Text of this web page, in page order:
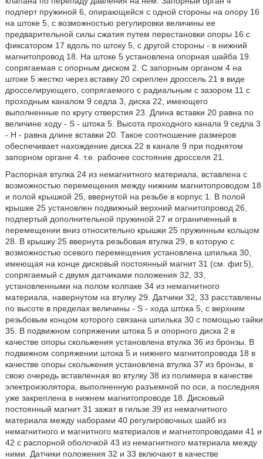
подперт пружиной 6, опирающейся с одной стороны на опору 16
на штоке 5, с возможностью регулировки величины ее
предварительной силы сжатия путем перестановки опоры 16 с
фиксатором 17 вдоль по штоку 5, с другой стороны - в нижний
магнитопровод 18. На штоке 5 установлена опорная шайба 19.
сопрягаемая с опорным диском 2. С запорным органом 4 на
штоке 5 жестко через вставку 20 скреплен дроссель 21 в виде
дросселирующего, сопрягаемого с радиальным с зазором 11 с
проходным каналом 9 седла 3, диска 22, имеющего
выполненные по кругу отверстия 23. Длина вставки 20 равна по
величине ходу - S - штока 5. Высота проходного канала 9 седла 3
- Н - равна длине вставки 20. Такое соотношение размеров
обеспечивает нахождение диска 22 в канале 9 при поднятом
запорном органе 4. т.е. рабочее состояние дросселя 21.
Распорная втулка 24 из немагнитного материала, вставлена с
возможностью перемещения между нижним магнитопроводом 18
и полой крышкой 25, ввернутой на резьбе в корпус 1. В полой
крышке 25 установлен подвижный верхний магнитопровод 26,
подпертый дополнительной пружиной 27 и ограниченный в
перемещении вниз относительно крышки 25 пружинным кольцом
28. В крышку 25 ввернута резьбовая втулка 29, в которую с
возможностью осевого перемещения установлена шпилька 30,
имеющая на конце дисковый постоянный магнит 31 (см. фиг.5),
сопрягаемый с двумя датчиками положения 32, 33,
установленными на полом колпаке 34 из немагнитного
материала, навернутом на втулку 29. Датчики 32, 33 расставлены
по высоте в пределах величины - S - хода штока 5, с верхним
резьбовым концом которого связана шпилька 30 с помощью гайки
35. В подвижном сопряжении штока 5 и опорного диска 2 в
качестве опоры скольжения установлена втулка 36 из бронзы. В
подвижном сопряжении штока 5 и нижнего магнитопровода 18 в
качестве опоры скольжения установлена втулка 37 из бронзы, в
свою очередь вставленная во втулку 38 из полимера в качестве
электроизолятора, выполненную разъемной по оси, а последняя
уже закреплена в нижнем магнитопроводе 18. Дисковый
постоянный магнит 31 зажат в гильзе 39 из немагнитного
материала между наборами 40 регулировочных шайб из
немагнитного и магнитного материалов и магнитопроводами 41 и
42 с распорной оболочкой 43 из немагнитного материала между
ними. Датчики положения 32 и 33 включают в качестве